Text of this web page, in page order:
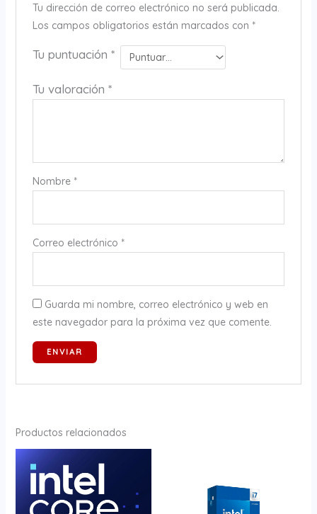
Tu dirección de correo electrónico no será publicada.
Los campos obligatorios están marcados con *
Tu puntuación *
Tu valoración *
Nombre *
Correo electrónico *
Guarda mi nombre, correo electrónico y web en
este navegador para la próxima vez que comente.
Productos relacionados